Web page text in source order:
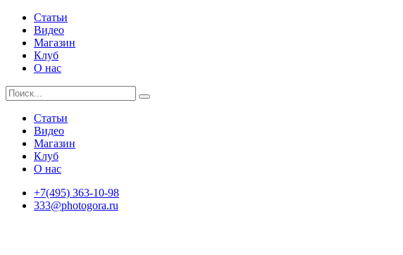
Статьи
Видео
Магазин
Клуб
О нас
Статьи
Видео
Магазин
Клуб
О нас
+7(495) 363-10-98
333@photogora.ru